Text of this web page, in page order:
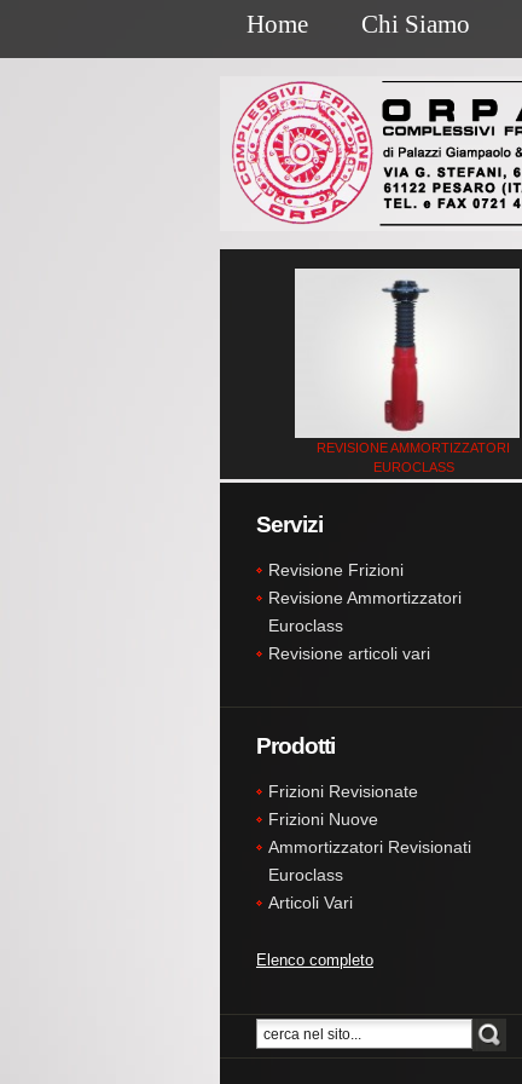
Home Chi Siamo
REVISIONE AMMORTIZZATORI
EUROCLASS
Servizi
Revisione Frizioni
Revisione Ammortizzatori
Euroclass
Revisione articoli vari
Prodotti
Frizioni Revisionate
Frizioni Nuove
Ammortizzatori Revisionati
Euroclass
Articoli Vari
Elenco completo